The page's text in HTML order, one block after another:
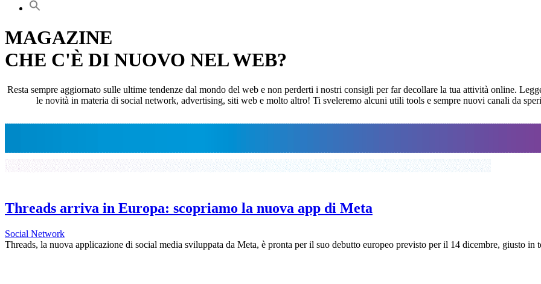
MAGAZINE
CHE C'È DI NUOVO NEL WEB?
Resta sempre aggiornato sulle ultime tendenze dal mondo del web e non perderti i nostri consigli per far decollare la tua attività online.
le novità in materia di social network, advertising, siti web e molto altro! Ti sveleremo alcuni utili tools e sempre nuovi canali da
Threads arriva in Europa: scopriamo la nuova app di Meta
Social Network
Threads, la nuova applicazione di social media sviluppata da Meta, è pronta per il suo debutto europeo previsto per il 14 dicembre, giusto in